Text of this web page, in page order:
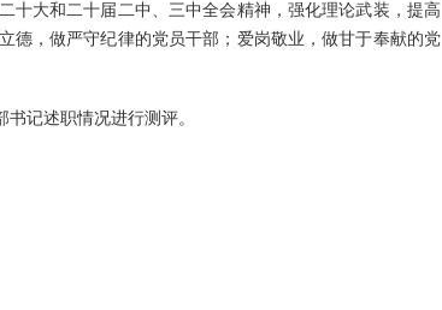
十大和二十届二中、三中全会精神，强化理论武装，提高
德，做严守纪律的党员干部；爱岗敬业，做甘于奉献的党
记述职情况进行测评。